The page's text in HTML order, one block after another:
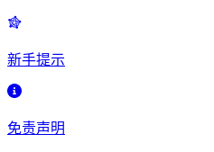
新手提示
免责声明